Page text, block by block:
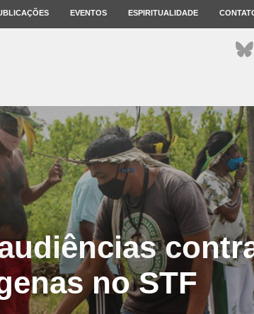
EVENTOS ESPIRITUALIDADE
no STF